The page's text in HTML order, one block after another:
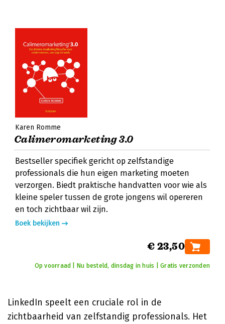
Karen Romme
Calimeromarketing 3.0
Bestseller specifiek gericht op zelfstandige
professionals die hun eigen marketing moeten
verzorgen. Biedt praktische handvatten voor wie als
kleine speler tussen de grote jongens wil opereren
en toch zichtbaar wil zijn.
Boek bekijken
€ 23,50
Op voorraad | Nu besteld, dinsdag in huis | Gratis verzonden
LinkedIn speelt een cruciale rol in de
zichtbaarheid van zelfstandig professionals. Het